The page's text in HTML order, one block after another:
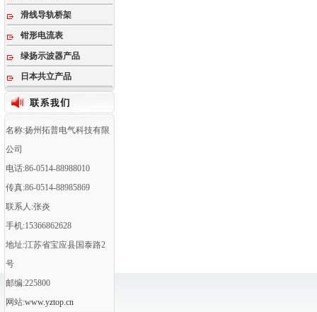
滑线导轨桥架
钳形电流表
绿扬示波器产品
日本共立产品
名称:扬州拓普电气科技有限
公司
电话:86-0514-88988010
传真:86-0514-88985869
联系人:张炎
手机:15366862628
地址:江苏省宝应县国泰路2
号
邮编:225800
网站:www.yztop.cn